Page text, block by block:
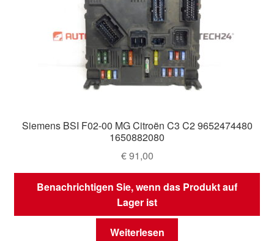
Siemens BSI F02-00 MG Citroën C3 C2 9652474480
1650882080
€91,00
Benachrichtigen Sie, wenn das Produkt auf
Lager ist
Weiterlesen